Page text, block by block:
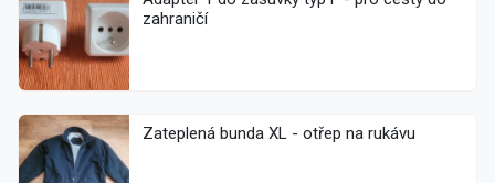
zahraničí
Zateplená bunda XL - otřep na rukávu